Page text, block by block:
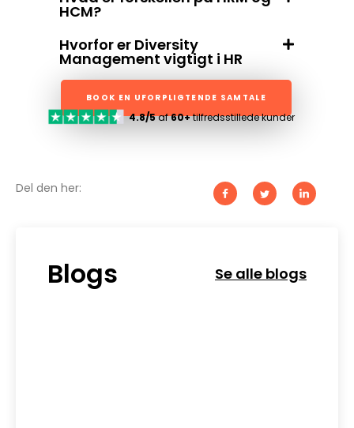
HCM?
Hvorfor er Diversity
Management vigtigt i HR
BOOK EN UFORPLIGTENDE SAMTALE
4.8/5af60+tilfredsstillede kunder
Del den her:
Blogs Se alle blogs